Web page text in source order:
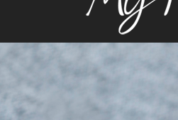
My Newborn
fotografia od dnia